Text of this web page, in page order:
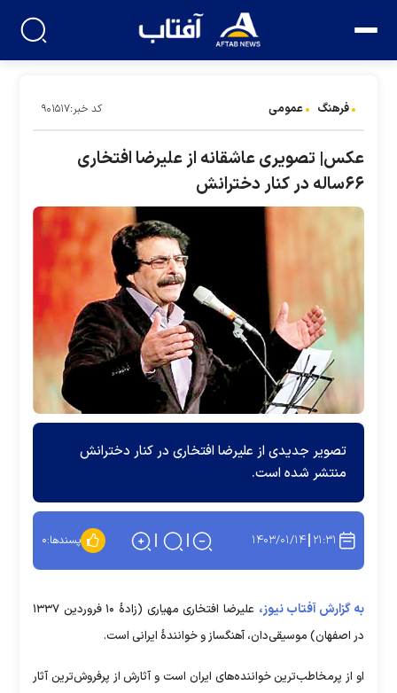
فرهنگ عمومی کد خبر:۹۰۱۵۱۷
عکس| تصویری عاشقانه از علیرضا افتخاری
۶۶ساله در کنار دخترانش
تصویر جدیدی از علیرضا افتخاری در کنار دخترانش
منتشر شده است.
۲۱:۳۱ ۱۴۰۳/۰۱/۱۴ پسندها:۰
به گزارش آفتاب نیوز،
علیرضا افتخاری مهیاری (زادهٔ ۱۰ فروردین ۱۳۳۷
در اصفهان) موسیقی‌دان، آهنگساز و خوانندهٔ ایرانی است.
او از پرمخاطب‌ترین خواننده‌های ایران است و آثارش از پرفروش‌ترین آثار